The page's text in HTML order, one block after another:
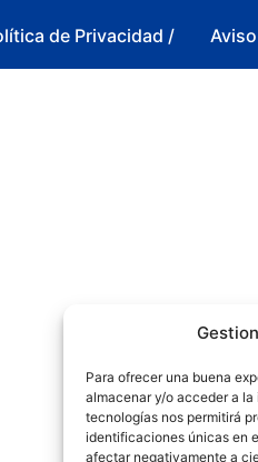
Para ofrecer una buena
almacenar y/o acceder a
tecnologías nos permitirá
identificaciones únicas en
afectar negativamente a
de Privacidad /